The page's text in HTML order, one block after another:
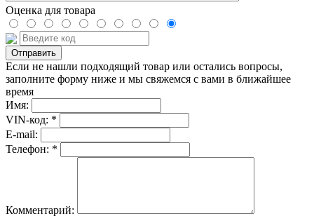
Оценка для товара
Если не нашли подходящий товар или остались вопросы,
заполните форму ниже и мы свяжемся с вами в ближайшее
время
Имя:
VIN-код: *
E-mail:
Телефон: *
Комментарий: